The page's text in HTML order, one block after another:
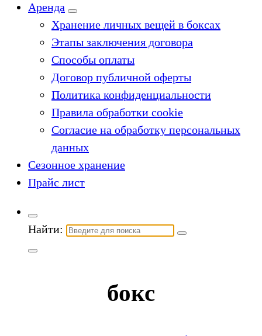
Аренда
Хранение личных вещей в боксах
Этапы заключения договора
Способы оплаты
Договор публичной оферты
Политика конфиденциальности
Правила обработки cookie
Согласие на обработку персональных
данных
Сезонное хранение
Прайс лист
Найти:
бокс